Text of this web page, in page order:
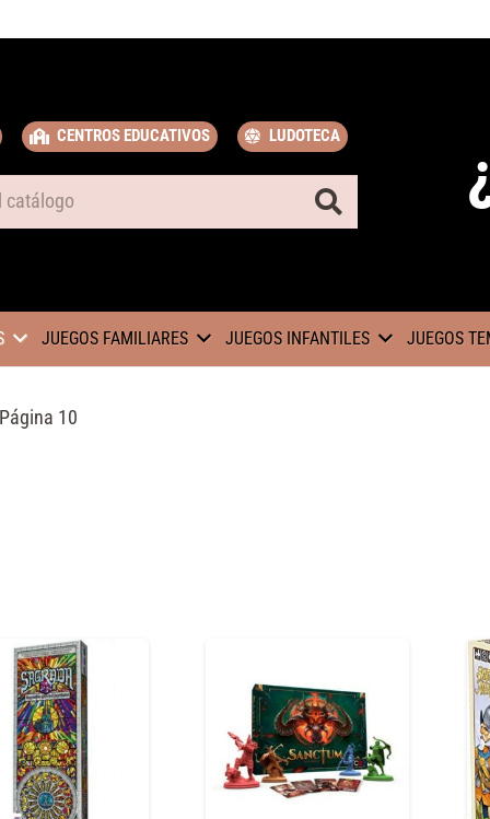
CENTROS EDUCATIVOS LUDOTECA
JUEGOS FAMILIARES JUEGOS INFANTILES JUEGOS
Página 10